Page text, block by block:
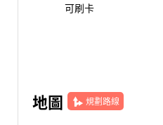
可刷卡
地圖 規劃路線